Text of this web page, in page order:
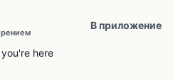
В приложение
here